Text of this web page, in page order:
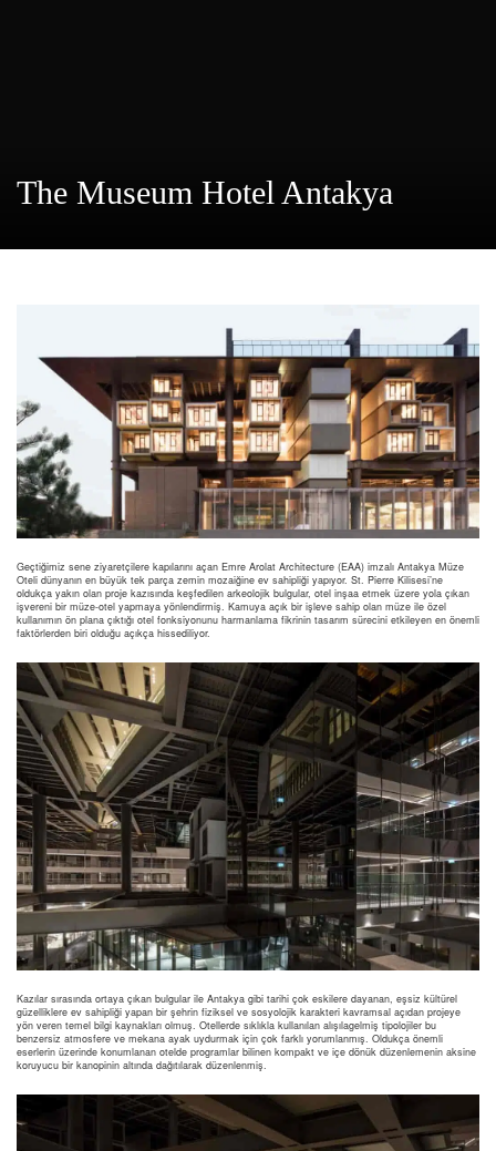
The Museum Hotel Antakya
Geçtiğimiz sene ziyaretçilere kapılarını açan Emre Arolat Architecture (EAA) imzalı Antakya Müze
Oteli dünyanın en büyük tek parça zemin mozaiğine ev sahipliği yapıyor. St. Pierre Kilisesi’ne
oldukça yakın olan proje kazısında keşfedilen arkeolojik bulgular, otel inşaa etmek üzere yola çıkan
işvereni bir müze-otel yapmaya yönlendirmiş. Kamuya açık bir işleve sahip olan müze ile özel
kullanımın ön plana çıktığı otel fonksiyonunu harmanlama fikrinin tasarım sürecini etkileyen en önemli
faktörlerden biri olduğu açıkça hissediliyor.
Kazılar sırasında ortaya çıkan bulgular ile Antakya gibi tarihi çok eskilere dayanan, eşsiz kültürel
güzelliklere ev sahipliği yapan bir şehrin fiziksel ve sosyolojik karakteri kavramsal açıdan projeye
yön veren temel bilgi kaynakları olmuş. Otellerde sıklıkla kullanılan alışılagelmiş tipolojiler bu
benzersiz atmosfere ve mekana ayak uydurmak için çok farklı yorumlanmış. Oldukça önemli
eserlerin üzerinde konumlanan otelde programlar bilinen kompakt ve içe dönük düzenlemenin aksine
koruyucu bir kanopinin altında dağıtılarak düzenlenmiş.